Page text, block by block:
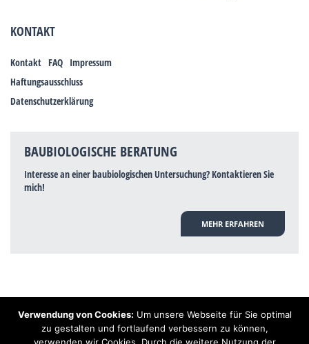
KONTAKT
Kontakt FAQ Impressum
Haftungsausschluss
Datenschutzerklärung
BAUBIOLOGISCHE BERATUNG
Interesse an einer baubiologischen Untersuchung? Kontaktieren Sie
mich!
MEHR ERFAHREN
Hinweis: Trotz zahlreicher Studien, die einen Zusammenhang zwischen
Elektrosmog und gesundheitlichen Problemen aufzeigen, ist es von der
Verwendung von Cookies: Um unsere Webseite für Sie optimal
zu gestalten und fortlaufend verbessern zu können,